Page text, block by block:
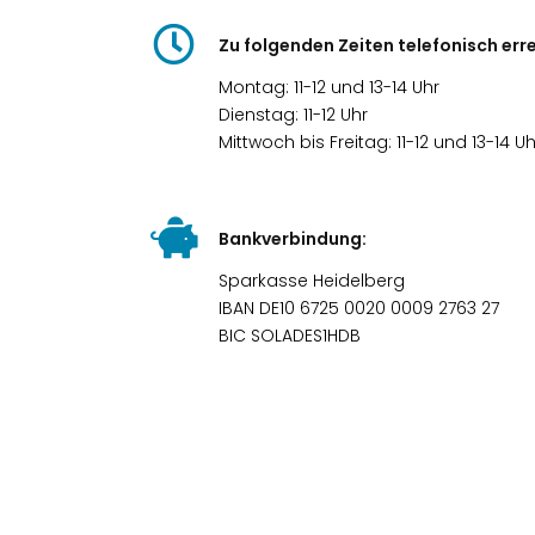
Zu folgenden Zeiten telefonisch
Montag: 11-12 und 13-14 Uhr
Dienstag: 11-12 Uhr
Mittwoch bis Freitag: 11-12 und 13-14
Bankverbindung:
Sparkasse Heidelberg
IBAN DE10 6725 0020 0009 2763 27
BIC SOLADES1HDB